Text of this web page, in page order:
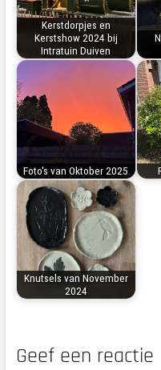
Kerstdorpjes en
Kerstshow 2024 bij
Intratuin Duiven
Foto's van Oktober 2025
Knutsels van November
2024
Geef een reactie